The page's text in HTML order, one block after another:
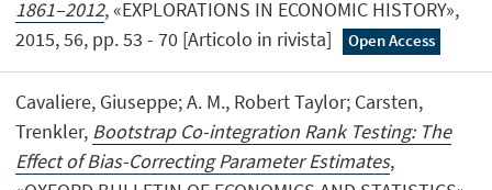
1861–2012, «EXPLORATIONS IN ECONOMIC HISTORY»,
2015, 56, pp. 53 - 70 [Articolo in rivista]
Open Access
Cavaliere, Giuseppe; A. M., Robert Taylor; Carsten,
Trenkler, Bootstrap Co-integration Rank Testing: The
Effect of Bias-Correcting Parameter Estimates,